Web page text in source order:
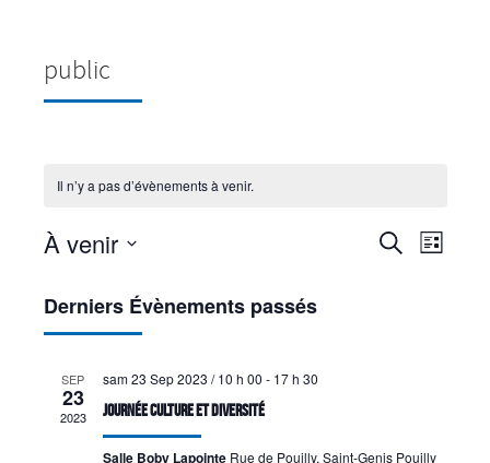
public
Il n’y a pas d’évènements à venir.
Recherche
Recherche
Liste
À venir
une
date.
Derniers Évènements passés
SEP
23
2023
sam 23 Sep 2023 / 10 h 00 - 17 h 30
Journée Culture et Diversité
Salle Boby Lapointe Rue de Pouilly, Saint-Genis Pouilly